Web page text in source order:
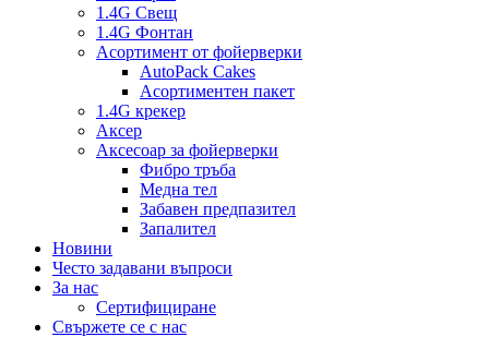
1.4G Свещ
1.4G Фонтан
Асортимент от фойерверки
AutoPack Cakes
Асортиментен пакет
1.4G крекер
Аксер
Аксесоар за фойерверки
Фибро тръба
Медна тел
Забавен предпазител
Запалител
Новини
Често задавани въпроси
За нас
Сертифициране
Свържете се с нас